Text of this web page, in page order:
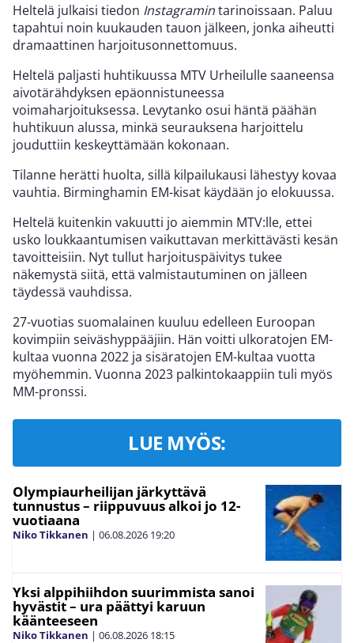
Heltelä julkaisi tiedon Instagramintarinoissaan. Paluu
tapahtui noin kuukauden tauon jälkeen, jonka aiheutti
dramaattinen harjoitusonnettomuus.
Heltelä paljasti huhtikuussa MTV Urheilulle saaneensa
aivotärähdyksen epäonnistuneessa
voimaharjoituksessa. Levytanko osui häntä päähän
huhtikuun alussa, minkä seurauksena harjoittelu
jouduttiin keskeyttämään kokonaan.
Tilanne herätti huolta, sillä kilpailukausi lähestyy kovaa
vauhtia. Birminghamin EM-kisat käydään jo elokuussa.
Heltelä kuitenkin vakuutti jo aiemmin MTV:lle, ettei
usko loukkaantumisen vaikuttavan merkittävästi kesän
tavoitteisiin. Nyt tullut harjoituspäivitys tukee
näkemystä siitä, että valmistautuminen on jälleen
täydessä vauhdissa.
27-vuotias suomalainen kuuluu edelleen Euroopan
kovimpiin seiväshyppääjiin. Hän voitti ulkoratojen EM-
kultaa vuonna 2022 ja sisäratojen EM-kultaa vuotta
myöhemmin. Vuonna 2023 palkintokaappiin tuli myös
MM-pronssi.
LUE MYÖS:
Olympiaurheilijan järkyttävä
tunnustus – riippuvuus alkoi jo 12-
vuotiaana
Niko Tikkanen | 06.08.2026 19:20
Yksi alppihiihdon suurimmista sanoi
hyvästit – ura päättyi karuun
käänteeseen
Niko Tikkanen | 06.08.2026 18:15